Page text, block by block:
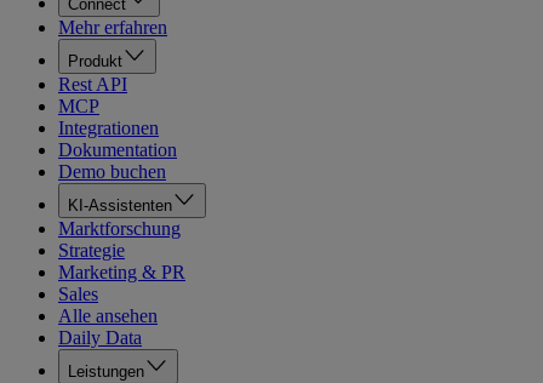
Connect
Mehr erfahren
Produkt
Rest API
MCP
Integrationen
Dokumentation
Demo buchen
KI-Assistenten
Marktforschung
Strategie
Marketing & PR
Sales
Alle ansehen
Daily Data
Leistungen